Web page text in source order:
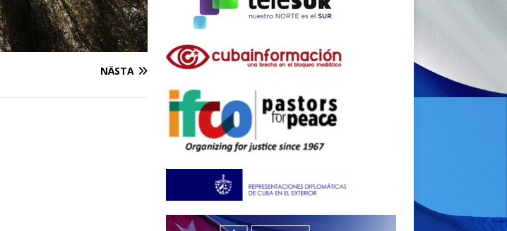
NÄSTA